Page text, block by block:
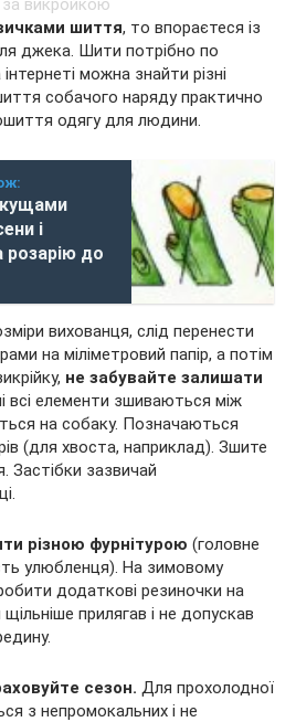
шиття, то впораєтеся із
джека. Шити потрібно по
можна знайти різні
собачого наряду практично
одягу для людини.
і
розарію до
вихованця, слід перенести
на міліметровий папір, а потім
не забувайте залишати
всі елементи зшиваються між
на собаку. Позначаються
(для хвоста, наприклад). Зшите
Застібки зазвичай
різною фурнітурою (головне
улюбленця). На зимовому
додаткові резиночки на
прилягав і не допускав
сезон. Для прохолодної
з непромокальних і не